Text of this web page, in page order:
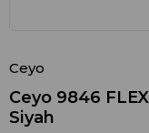
Ceyo
Ceyo 9846
Siyah